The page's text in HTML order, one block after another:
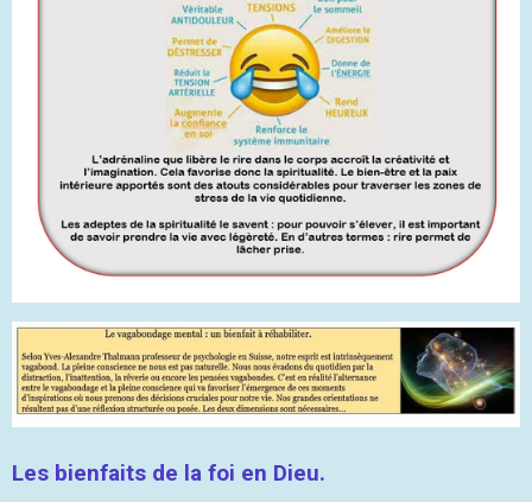
Les bienfaits de la foi en Dieu.